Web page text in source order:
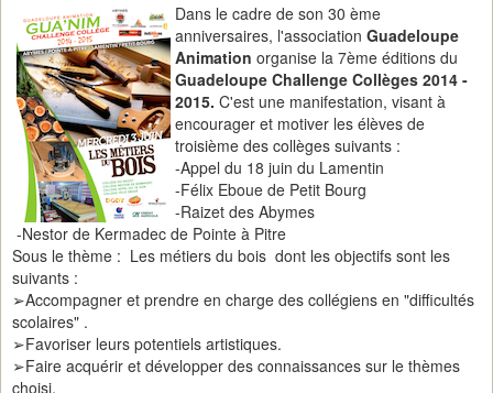
Dans le cadre de son 30 ème
anniversaires, l'association Guadeloupe
Animation organise la 7ème éditions du
Guadeloupe Challenge Collèges 2014 -
2015. C'est une manifestation, visant à
encourager et motiver les élèves de
troisième des collèges suivants :
-Appel du 18 juin du Lamentin
-Félix Eboue de Petit Bourg
-Raizet des Abymes
-Nestor de Kermadec de Pointe à Pitre
Sous le thème : Les métiers du bois dont les objectifs sont les
suivants :
➢Accompagner et prendre en charge des collégiens en "difficultés
scolaires" .
➢Favoriser leurs potentiels artistiques.
➢Faire acquérir et développer des connaissances sur le thèmes
choisi.